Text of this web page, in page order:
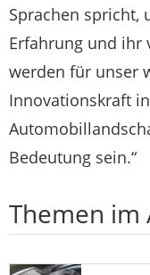
Sprachen spricht,
Erfahrung und ihr
werden für unser
Innovationskraft
Bedeutung sein.“
Themen im